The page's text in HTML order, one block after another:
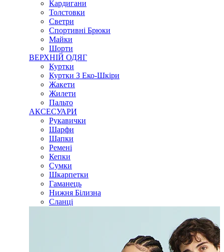
Кардигани
Толстовки
Светри
Спортивні Брюки
Майки
Шорти
ВЕРХНІЙ ОДЯГ
Куртки
Куртки З Еко-Шкіри
Жакети
Жилети
Пальто
АКСЕСУАРИ
Рукавички
Шарфи
Шапки
Ремені
Кепки
Сумки
Шкарпетки
Гаманець
Нижня Білизна
Сланці